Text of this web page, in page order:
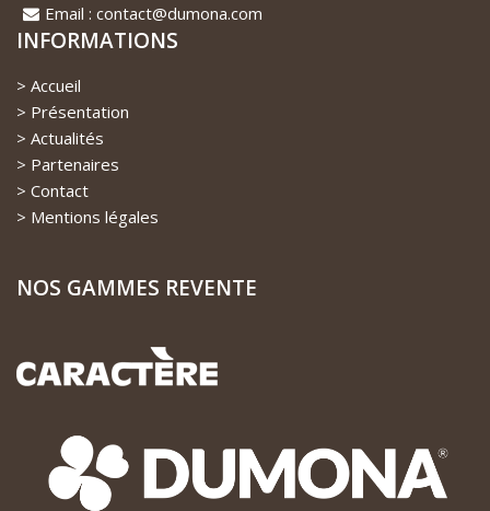
Email : contact@dumona.com
INFORMATIONS
Accueil
Présentation
Actualités
Partenaires
Contact
Mentions légales
NOS GAMMES REVENTE